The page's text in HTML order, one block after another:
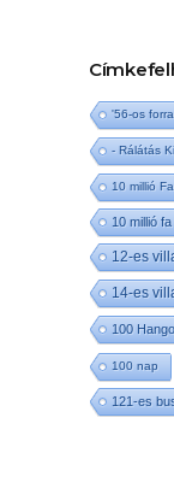
'56-os
- Rálátás
10 millió
10 millió
12-es
14-es
100
100 nap
121-es